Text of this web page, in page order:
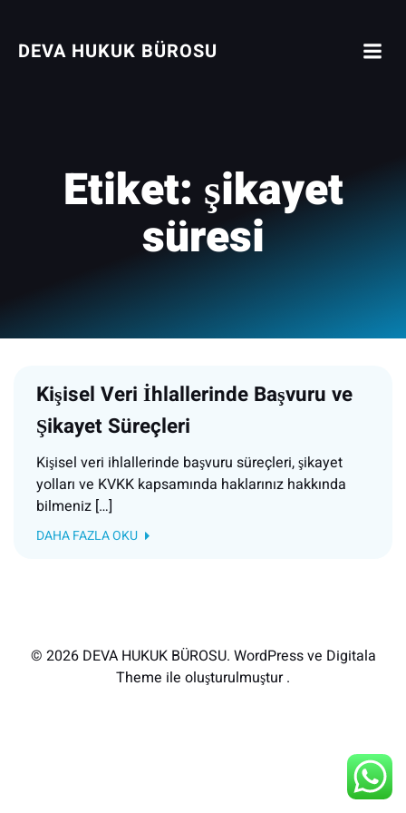
DEVA HUKUK BÜROSU
Etiket: şikayet
süresi
Kişisel Veri İhlallerinde Başvuru ve
Şikayet Süreçleri
Kişisel veri ihlallerinde başvuru süreçleri, şikayet
yolları ve KVKK kapsamında haklarınız hakkında
bilmeniz […]
DAHA FAZLA OKU
© 2026 DEVA HUKUK BÜROSU. WordPress ve Digitala
Theme ile oluşturulmuştur .